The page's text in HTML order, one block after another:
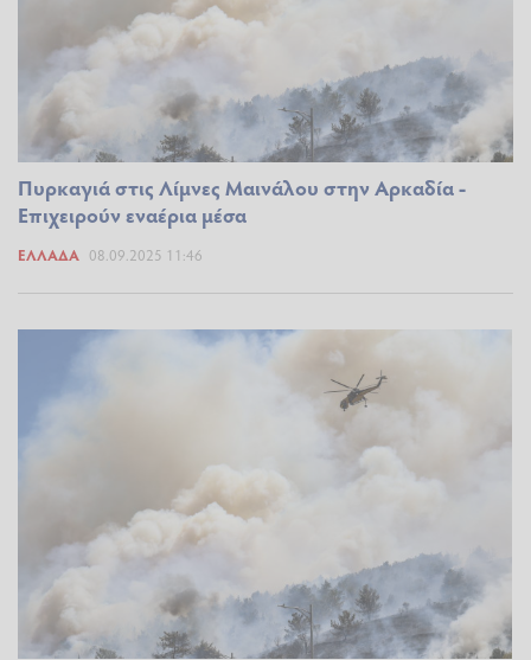
Πυρκαγιά στις Λίμνες Μαινάλου στην Αρκαδία -
Επιχειρούν εναέρια μέσα
ΕΛΛΆΔΑ 08.09.2025 11:46